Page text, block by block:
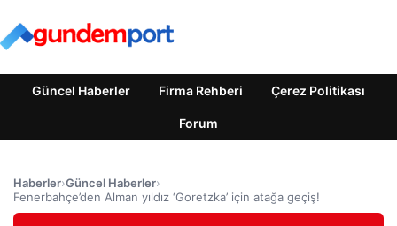
Güncel Haberler Firma Rehberi Çerez Politikası
Forum
Haberler›Güncel Haberler›
Fenerbahçe’den Alman yıldız ‘Goretzka’ için atağa geçiş!